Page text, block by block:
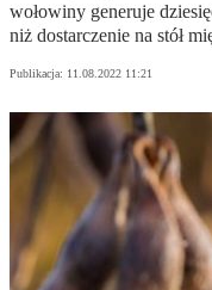
wołowiny generuje
niż dostarczenie na stół
Publikacja: 11.08.2022 11:21